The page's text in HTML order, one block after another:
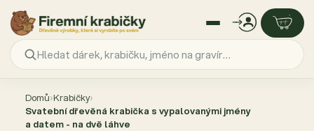
obsah
Domů›Krabičky›
Svatební dřevěná krabička s vypalovanými jmény
a datem - na dvě láhve